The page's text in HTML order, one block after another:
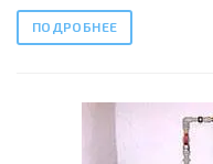
ПОДРОБНЕЕ